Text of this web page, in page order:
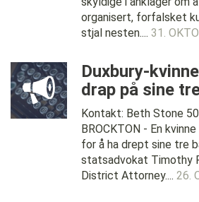
organisert, forfalsket
stjal nesten.... 31.
Duxbury-
drap på sine
Kontakt: Beth Stone
BROCKTON - En
for å ha drept sine tre
statsadvokat Timothy
District Attorney.... 26.